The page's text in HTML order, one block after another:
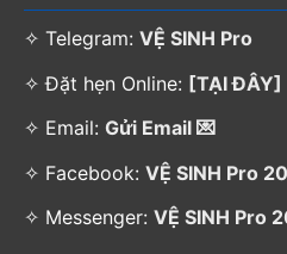
✧ Telegram: VỆ SINH Pro
✧ Đặt hẹn Online: [TẠI ĐÂY]
✧ Email: Gửi Email 💌
✧ Facebook: VỆ SINH Pro
✧ Messenger: VỆ SINH Pro